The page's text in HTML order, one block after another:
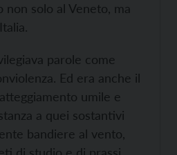
non solo al Veneto, ma
parole come
Ed era anche il
umile e
a quei sostantivi
bandiere al vento,